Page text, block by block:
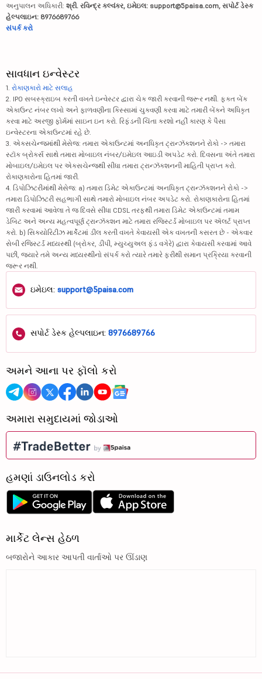
અનુપાલન અધિકારી: શ્રી. રવિન્દ્ર કલ્વંકર, ઇમેઇલ: support@5paisa.com, સપોર્ટ ડેસ્ક
હેલ્પલાઇન: 8976689766
સંપર્ક કરો
સાવધાન ઇન્વેસ્ટર
1. રોકાણકારો માટે સલાહ
2. IPO સબસ્ક્રાઇબ કરતી વખતે ઇન્વેસ્ટર દ્વારા ચેક જારી કરવાની જરૂર નથી. ફક્ત બેંક
એકાઉન્ટ નંબર લખો અને ફાળવણીના કિસ્સામાં ચુકવણી કરવા માટે તમારી બેંકને અધિકૃત
કરવા માટે અરજી ફોર્મમાં સાઇન ઇન કરો. રિફંડની ચિંતા કરશો નહીં કારણ કે પૈસા
ઇન્વેસ્ટરના એકાઉન્ટમાં રહે છે.
3. એક્સચેન્જમાંથી મેસેજ: તમારા એકાઉન્ટમાં અનધિકૃત ટ્રાન્ઝૅક્શનને રોકો -> તમારા
સ્ટૉક બ્રોકર્સ સાથે તમારા મોબાઇલ નંબર/ઇમેઇલ આઇડી અપડેટ કરો. દિવસના અંતે તમારા
મોબાઇલ/ઇમેઇલ પર એક્સચેન્જથી સીધા તમારા ટ્રાન્ઝૅક્શનની માહિતી પ્રાપ્ત કરો.
રોકાણકારોના હિતમાં જારી.
4. ડિપોઝિટરીમાંથી મેસેજ: a) તમારા ડિમેટ એકાઉન્ટમાં અનધિકૃત ટ્રાન્ઝૅક્શનને રોકો ->
તમારા ડિપોઝિટરી સહભાગી સાથે તમારો મોબાઇલ નંબર અપડેટ કરો. રોકાણકારોના હિતમાં
જારી કરવામાં આવેલા તે જ દિવસે સીધા CDSL તરફથી તમારા ડિમેટ એકાઉન્ટમાં તમામ
ડેબિટ અને અન્ય મહત્વપૂર્ણ ટ્રાન્ઝૅક્શન માટે તમારા રજિસ્ટર્ડ મોબાઇલ પર ઍલર્ટ પ્રાપ્ત
કરો. b) સિક્યોરિટીઝ માર્કેટમાં ડીલ કરતી વખતે કેવાયસી એક વખતની કસરત છે - એકવાર
સેબી રજિસ્ટર્ડ મધ્યસ્થી (બ્રોકર, ડીપી, મ્યુચ્યુઅલ ફંડ વગેરે) દ્વારા કેવાયસી કરવામાં આવે
પછી, જ્યારે તમે અન્ય મધ્યસ્થીનો સંપર્ક કરો ત્યારે તમારે ફરીથી સમાન પ્રક્રિયા કરવાની
જરૂર નથી.
ઇમેઇલ: support@5paisa.com
સપોર્ટ ડેસ્ક હેલ્પલાઇન: 8976689766
અમને આના પર ફૉલો કરો
અમારા સમુદાયમાં જોડાઓ
હમણાં ડાઉનલોડ કરો
માર્કેટ લેન્સ હેઠળ
બજારોને આકાર આપતી વાર્તાઓ પર ઊંડાણ